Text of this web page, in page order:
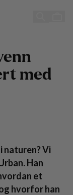
med
naturen? Vi
Han
et
hvorfor han